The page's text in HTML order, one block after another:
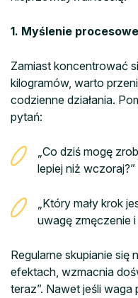
1. Myślenie
Zamiast koncentrować
kilogramów, warto
codzienne działania.
pytań:
„Co dziś mogę
lepiej niż wczoraj?”
„Który mały krok
uwagę zmęczenie
Regularne skupianie się
efektach, wzmacnia
teraz”. Nawet jeśli waga